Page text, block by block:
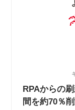
RPAからの
間を約70％